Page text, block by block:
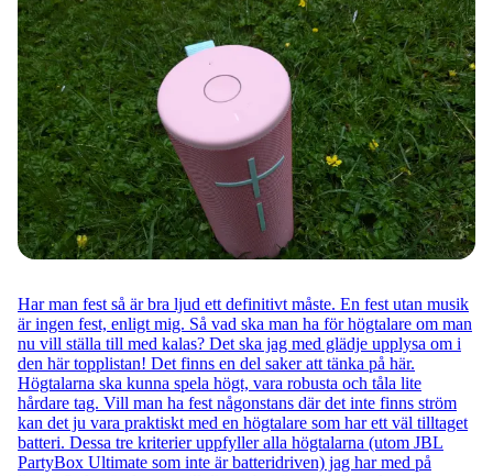
Har man fest så är bra ljud ett definitivt måste. En fest utan musik
är ingen fest, enligt mig. Så vad ska man ha för högtalare om man
nu vill ställa till med kalas? Det ska jag med glädje upplysa om i
den här topplistan! Det finns en del saker att tänka på här.
Högtalarna ska kunna spela högt, vara robusta och tåla lite
hårdare tag. Vill man ha fest någonstans där det inte finns ström
kan det ju vara praktiskt med en högtalare som har ett väl tilltaget
batteri. Dessa tre kriterier uppfyller alla högtalarna (utom JBL
PartyBox Ultimate som inte är batteridriven) jag har med på